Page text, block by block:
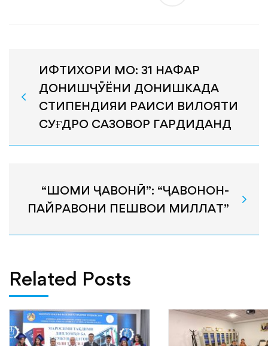
ИФТИХОРИ МО: 31 НАФАР
ДОНИШҶӮЁНИ ДОНИШКАДА
СТИПЕНДИЯИ РАИСИ ВИЛОЯТИ
СУҒДРО САЗОВОР ГАРДИДАНД
“ШОМИ ҶАВОНӢ”: “ҶАВОНОН-
ПАЙРАВОНИ ПЕШВОИ МИЛЛАТ”
Related Posts